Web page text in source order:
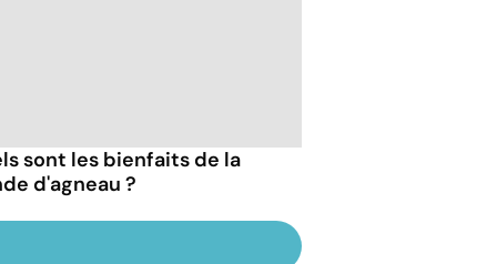
sont les bienfaits de la
d'agneau ?